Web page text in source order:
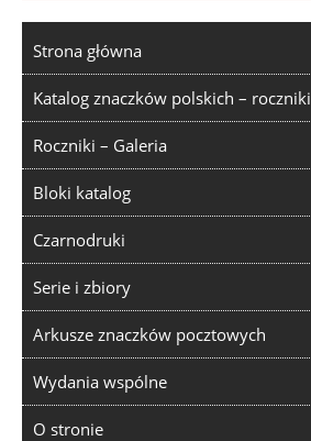
Strona główna
Katalog znaczków polskich – roczniki
Roczniki – Galeria
Bloki katalog
Czarnodruki
Serie i zbiory
Arkusze znaczków pocztowych
Wydania wspólne
O stronie